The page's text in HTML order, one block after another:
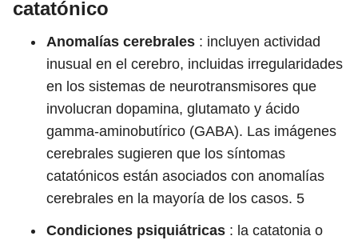
catatónico
Anomalías cerebrales : incluyen actividad
inusual en el cerebro, incluidas irregularidades
en los sistemas de neurotransmisores que
involucran dopamina, glutamato y ácido
gamma-aminobutírico (GABA). Las imágenes
cerebrales sugieren que los síntomas
catatónicos están asociados con anomalías
cerebrales en la mayoría de los casos. 5
Condiciones psiquiátricas : la catatonia o